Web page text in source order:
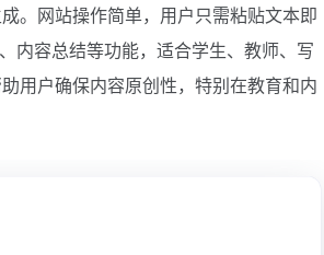
。网站操作简单，用户只需粘贴文本即
内容总结等功能，适合学生、教师、写
用户确保内容原创性，特别在教育和内